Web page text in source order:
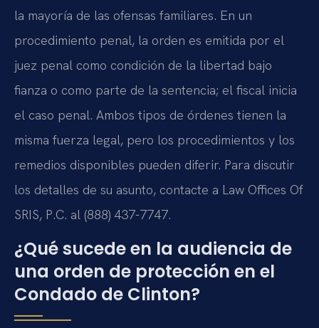
la mayoría de las ofensas familiares. En un
procedimiento penal, la orden es emitida por el
juez penal como condición de la libertad bajo
fianza o como parte de la sentencia; el fiscal inicia
el caso penal. Ambos tipos de órdenes tienen la
misma fuerza legal, pero los procedimientos y los
remedios disponibles pueden diferir. Para discutir
los detalles de su asunto, contacte a Law Offices Of
SRIS, P.C. al (888) 437-7747.
¿Qué sucede en la audiencia de
una orden de protección en el
Condado de Clinton?